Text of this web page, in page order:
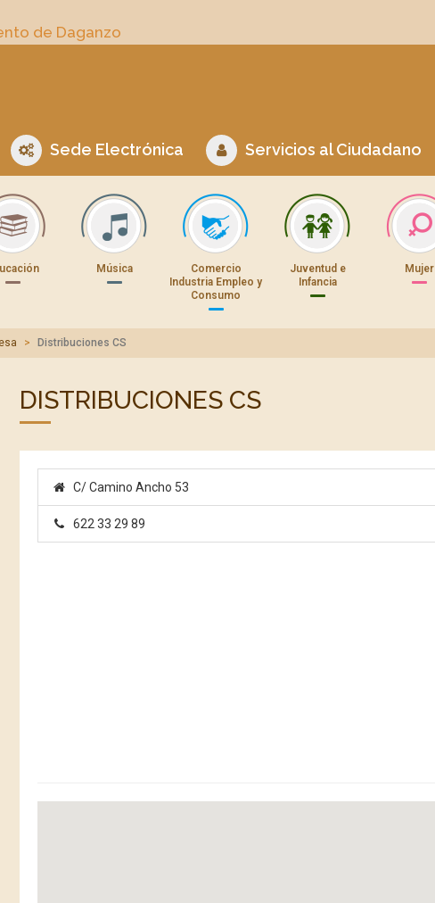
de Daganzo
Sede Electrónica Servicios al Ciudadano
Música
Comercio
Industria Empleo y
Consumo
Juventud e
Infancia
Mujer
Distribuciones CS
DISTRIBUCIONES CS
C/ Camino Ancho 53
622 33 29 89